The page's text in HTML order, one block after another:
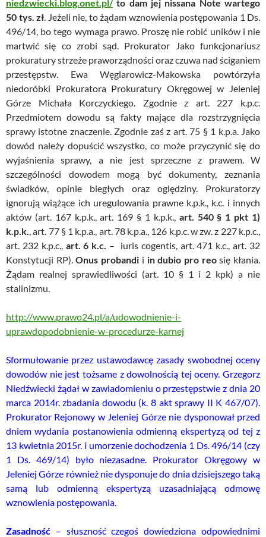
niedzwiecki.blog.onet.pl/to dam jej nissana Note wartego
50 tys. zł . Jeżeli nie, to żądam wznowienia postępowania 1 Ds.
496/14, bo tego wymaga prawo. Proszę nie robić uników i nie
martwić się co zrobi sąd. Prokurator Jako funkcjonariusz
prokuratury strzeże praworządności oraz czuwa nad ściganiem
przestępstw. Ewa Węglarowicz-Makowska powtórzyła
niedoróbki Prokuratora Prokuratury Okręgowej w Jeleniej
Górze Michała Korczyckiego. Zgodnie z art. 227 k.p.c.
Przedmiotem dowodu są fakty mające dla rozstrzygnięcia
sprawy istotne znaczenie. Zgodnie zaś z art. 75 § 1 k.p.a. Jako
dowód należy dopuścić wszystko, co może przyczynić się do
wyjaśnienia sprawy, a nie jest sprzeczne z prawem. W
szczególności dowodem mogą być dokumenty, zeznania
świadków, opinie biegłych oraz oględziny. Prokuratorzy
ignorują wiążące ich uregulowania prawne k.p.k., k.c. i innych
aktów (art. 167 k.p.k., art. 169 § 1 k.p.k., art. 540 § 1 pkt 1)
k.p.k. , art. 77 § 1 k.p.a., art. 78 k.p.a., 126 k.p.c. w zw. z 227 k.p.c.,
art. 232 k.p.c., art. 6 k.c. – iuris cogentis, art. 471 k.c., art. 32
Konstytucji RP).Onus probandi i in dubio pro reosię kłania.
Żądam realnej sprawiedliwości (art. 10 § 1 i 2 kpk) a nie
stalinizmu.
http://www.prawo24.pl/a/udowodnienie-i-
uprawdopodobnienie-w-procedurze-karnej
Sformułowanie przez ustawodawcę zasady swobodnej oceny
dowodów nie jest tożsame z dowolnością tej oceny. Grzegorz
Niedźwiecki żądał w zawiadomieniu o przestępstwie z dnia 20
marca 2014r. zbadania dowodu (k. 8 akt sprawy II K 467/07).
Prokurator Rejonowy w Jeleniej Górze nie dysponował przed
dniem wydania postanowienia odmienną ekspertyzą od tej z
13 kwietnia 2015r. i umorzenie dochodzenia 1 Ds. 496/14 (czy
1 Ds. 469/14) było niezasadne. Prokurator Okręgowy w
Jeleniej Górze również nie dysponuje do dnia dzisiejszego taką
samą lub odmienną ekspertyzą uzasadniającą odmowę
wznowienia postępowania.
Zasadność – słuszność czegoś dowiedziona odpowiednimi